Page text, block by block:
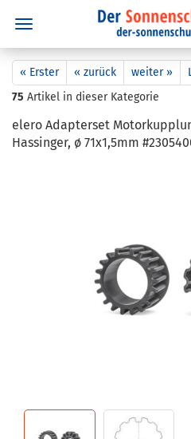
« Erster « zurück weiter »
75 Artikel in dieser Kategorie
elero Ad­ap­ter­set
Has­sin­ger, ø 71x1,5mm